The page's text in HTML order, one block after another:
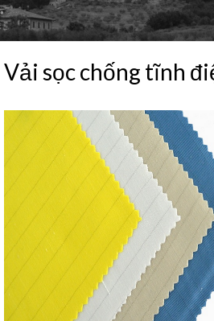
Vải sọc chống tĩnh